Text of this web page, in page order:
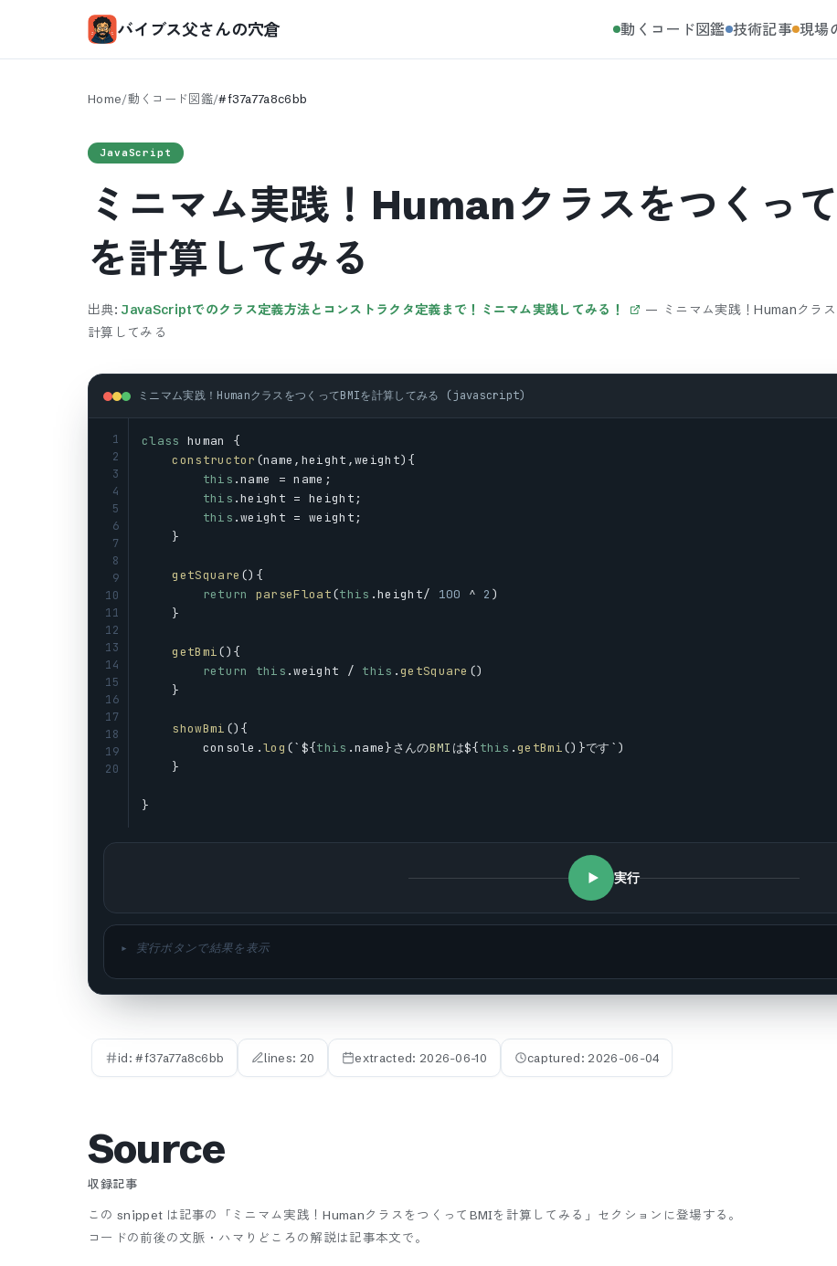
バイブス父さんの穴倉 動くコード図鑑 技術記事 現場
Home/動くコード図鑑/#f37a77a8c6bb
JavaScript
ミニマム実践！Humanクラスをつくっ
を計算してみる
出典: JavaScriptでのクラス定義方法とコンストラクタ定義まで！ミニマム実践してみる！ — ミニマム実践！Humanクラ
計算してみる
ミニマム実践！HumanクラスをつくってBMIを計算してみる (javascript)
1
2
3
4
5
6
7
8
9
10
11
12
13
14
15
16
17
18
19
20
class human
{
constructor (name , height ,weight){
this .name = name ;
this .height = height ;
this .weight = weight ;
    }
getSquare (){
return
parseFloat(this .height/ 100 ^ 2 )
    }
getBmi(){
return
this .weight / this .getSquare ()
    }
showBmi (){
console .log (`${this .name}さんのBMI は${this .getBmi()}です`)
    }
}
実行
▸ 実行ボタンで結果を表示
id: #f37a77a8c6bb lines: 20 extracted: 2026-06-10 captured: 2026-06-04
Source
収録記事
この snippet は記事の「ミニマム実践！HumanクラスをつくってBMIを計算してみる」セクションに登場する。
コードの前後の文脈・ハマりどころの解説は記事本文で。